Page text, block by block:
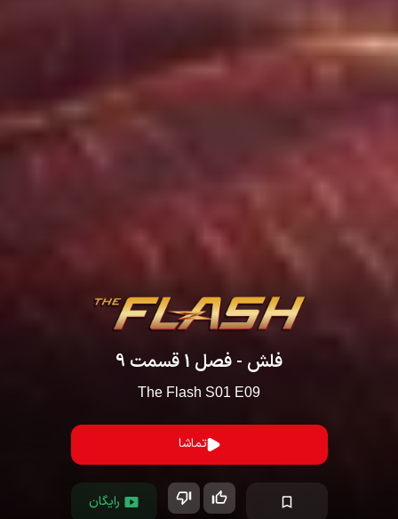
فلش - فصل 1 قسمت 9
The Flash S01 E09
تماشا
رایگان